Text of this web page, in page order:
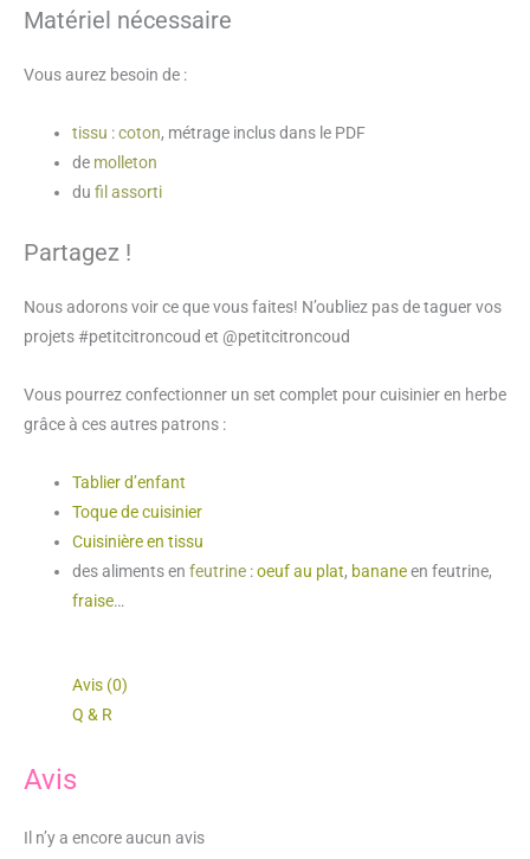
Matériel nécessaire
Vous aurez besoin de :
tissu :coton, métrage inclus dans le PDF
de molleton
dufil assorti
Partagez !
Nous adorons voir ce que vous faites! N’oubliez pas de taguer vos
projets #petitcitroncoud et @petitcitroncoud
Vous pourrez confectionner un set complet pour cuisinier en herbe
grâce à ces autres patrons :
Tablier d’enfant
Toque de cuisinier
Cuisinière en tissu
des aliments enfeutrine :oeuf au plat, bananeen feutrine,
fraise…
Avis (0)
Q & R
Avis
Il n’y a encore aucun avis